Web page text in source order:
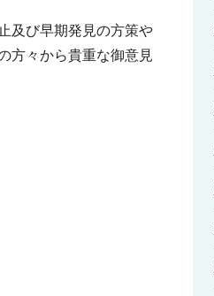
及び早期発見の方策や
方々から貴重な御意見